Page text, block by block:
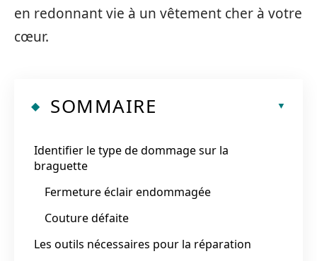
en redonnant vie à un vêtement cher à votre
cœur.
SOMMAIRE
Identifier le type de dommage sur la
braguette
Fermeture éclair endommagée
Couture défaite
Les outils nécessaires pour la réparation